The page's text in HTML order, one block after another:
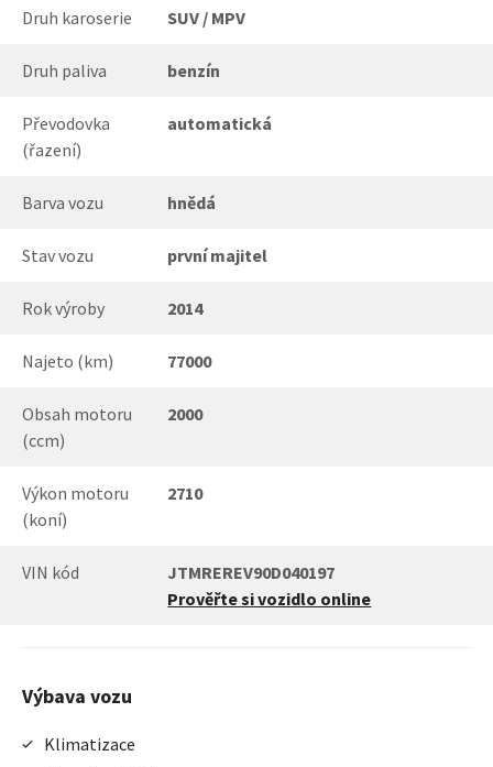
Druh karoserie SUV / MPV
Druh paliva benzín
Převodovka
(řazení)
automatická
Barva vozu hnědá
Stav vozu první majitel
Rok výroby 2014
Najeto (km) 77000
Obsah motoru
(ccm)
2000
Výkon motoru
(koní)
2710
VIN kód
JTMREREV90D040197
Prověřte si vozidlo online
Výbava vozu
Klimatizace